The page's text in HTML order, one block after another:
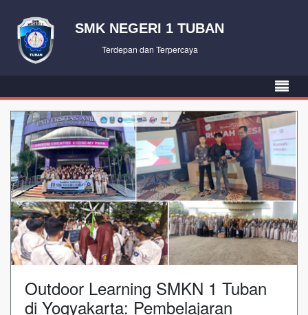
SMK NEGERI 1 TUBAN
Terdepan dan Terpercaya
Outdoor Learning SMKN 1 Tuban
di Yogyakarta: Pembelajaran